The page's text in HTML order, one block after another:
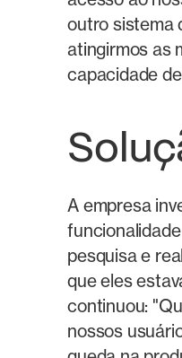
outro sistema
atingirmos as
capacidade
A empresa
pesquisa e
que eles
continuou:
nossos